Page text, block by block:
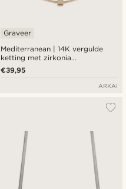
Mediterranean | 14K vergulde
ketting met zirkonia
kubushanger
Graveer
€39,95
ARKAI